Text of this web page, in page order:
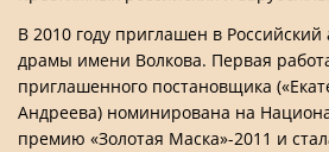
В 2010 году приглашен в
драмы имени Волкова. Первая
приглашенного постановщика
Андреева) номинирована на
премию «Золотая Маска»-2011 и